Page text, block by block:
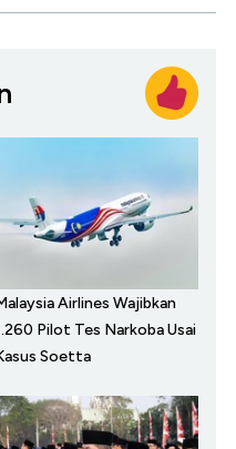
Airlines Wajibkan
Pilot Tes Narkoba Usai
Soetta